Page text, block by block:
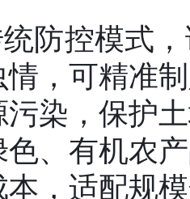
防控模式
，可精准
染，保护
、有机农
本，适配规